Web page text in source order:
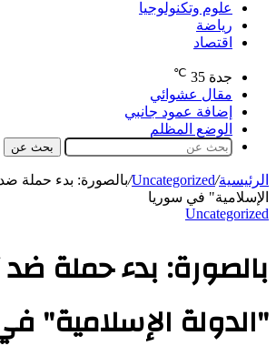
علوم وتكنولوجيا
رياضة
اقتصاد
جدة 35
℃
مقال عشوائي
إضافة عمود جانبي
الوضع المظلم
بحث عن
الرئيسية/
Uncategorized
/بالصورة: بدء حملة
الإسلامية" في سوريا
Uncategorized
بالصورة: بدء حملة
"الدولة الإسلامية"